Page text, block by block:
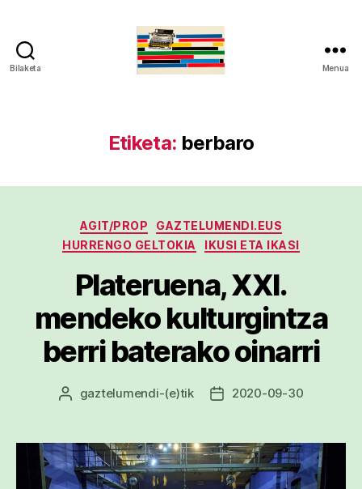
Bilaketa Menua
Etiketa: berbaro
Kategoriak
AGIT/PROP
GAZTELUMENDI.EUS
HURRENGO GELTOKIA
IKUSI ETA IKASI
Plateruena, XXI.
mendeko kulturgintza
berri baterako oinarri
Argitalpenaren
gaztelumendi-(e)tik
Argitalpenaren
2020-09-30